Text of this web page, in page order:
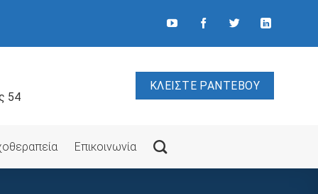
54
ΚΛΕΙΣΤΕ ΡΑΝΤΕΒΟΥ
Επικοινωνία